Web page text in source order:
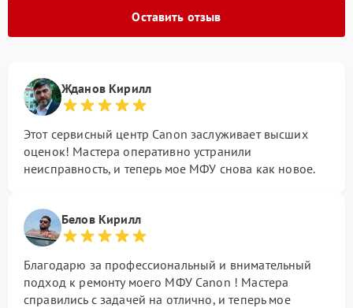
Оставить отзыв
Жданов Кирилл
Этот сервисный центр Canon заслуживает высших
оценок! Мастера оперативно устранили
неисправность, и теперь мое МФУ снова как новое.
Белов Кирилл
Благодарю за профессиональный и внимательный
подход к ремонту моего МФУ Canon ! Мастера
справились с задачей на отлично, и теперь мое